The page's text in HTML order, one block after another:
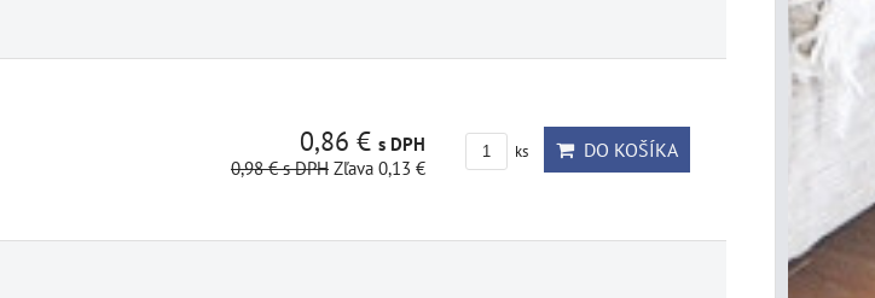
0,86 € s DPH
0,98 €s DPH Zľava 0,13 €
ks DO KOŠÍKA